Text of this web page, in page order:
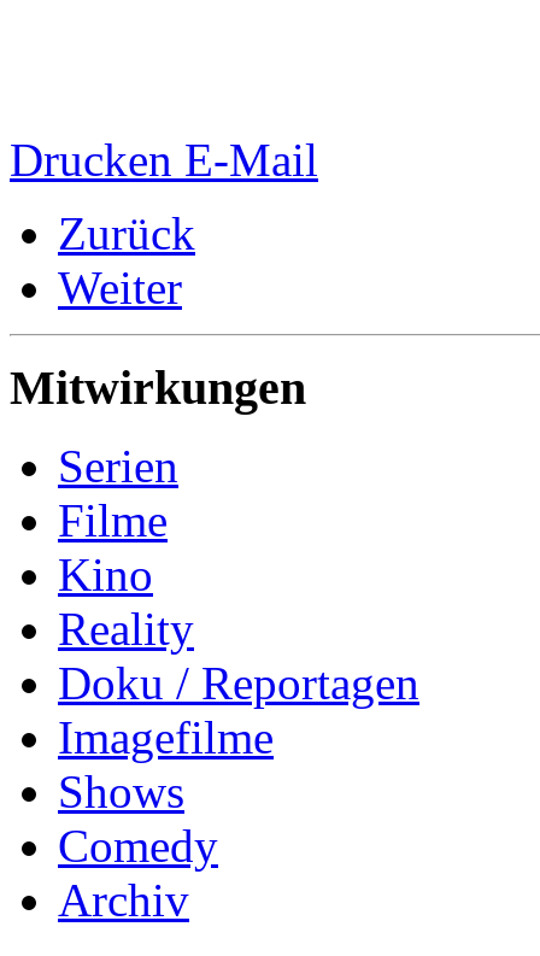
Drucken E-Mail
Zurück
Weiter
Mitwirkungen
Serien
Filme
Kino
Reality
Doku / Reportagen
Imagefilme
Shows
Comedy
Archiv